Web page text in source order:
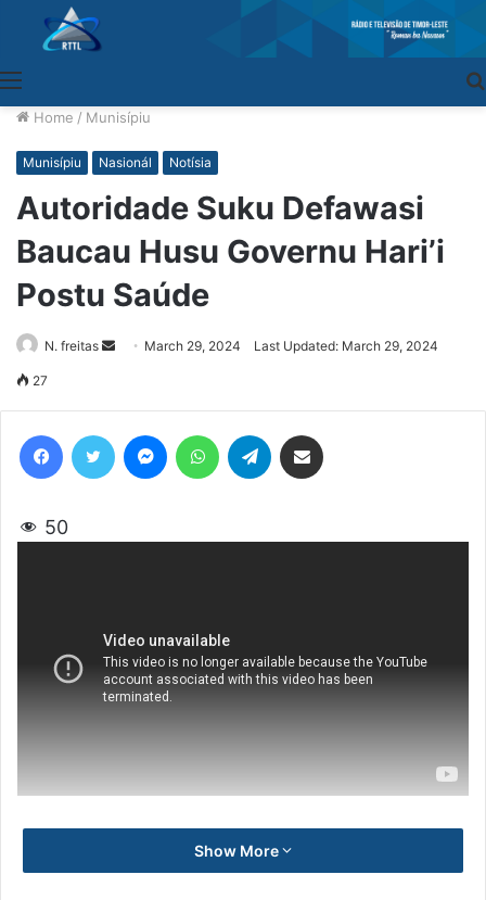
Home / Munisípiu
Munisípiu Nasionál Notísia
Autoridade Suku Defawasi
Baucau Husu Governu Hari’i
Postu Saúde
N. freitas
SendMarch 29, 2024 Last Updated: March 29, 2024
27
50
Show More